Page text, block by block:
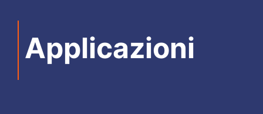
Applicazioni